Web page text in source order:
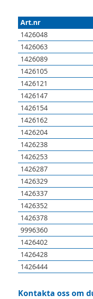
Art.nr
1426048
1426063
1426089
1426105
1426121
1426147
1426154
1426162
1426204
1426238
1426253
1426287
1426329
1426337
1426352
1426378
9996360
1426402
1426428
1426444
Kontakta oss om